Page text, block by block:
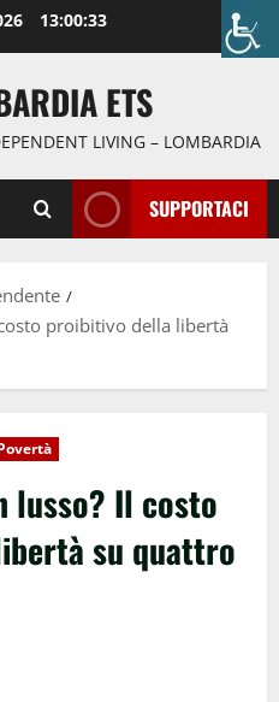
13:00:34
ETS
LIVING – LOMBARDIA
SUPPORTACI
proibitivo della libertà
lusso? Il costo
su quattro